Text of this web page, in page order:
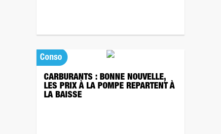
Conso
CARBURANTS : BONNE NOUVELLE,
LES PRIX À LA POMPE REPARTENT À
LA BAISSE